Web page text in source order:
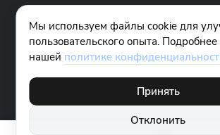
Название - www.sportliga.com
Учредитель СМИ сетевого издания
О.Н.
Главный редактор СМИ сетевого издания
Хаимов Д.И.
18+
Мы используем файлы cookie для
пользовательского опыта. Подробнее
нашей политике
Принять
Отклонить